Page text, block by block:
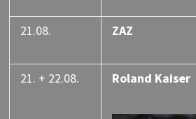
21.08. ZAZ
21. + 22.08. Roland Kaiser